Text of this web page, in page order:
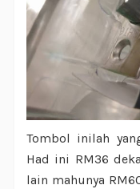
Tombol inilah
Had ini RM36
lain mahunya